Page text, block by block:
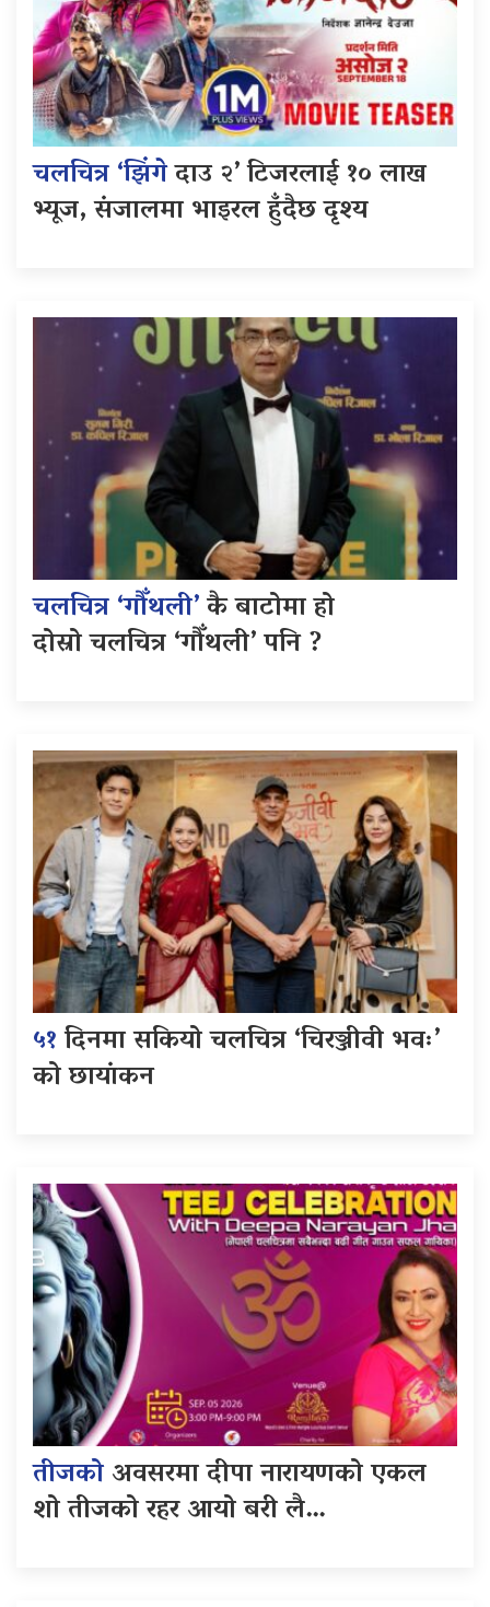
चलचित्र ‘झिंगेदाउ २’ टिजरलाई १० लाख
भ्यूज, संजालमा भाइरल हुँदैछ दृश्य
चलचित्र ‘गौँथली’कै बाटोमा हो
दोस्रो चलचित्र ‘गौँथली’ पनि ?
५१दिनमा सकियो चलचित्र ‘चिरञ्जीवी भवः’
को छायांकन
तीजकोअवसरमा दीपा नारायणको एकल
शो तीजको रहर आयो बरी लै…